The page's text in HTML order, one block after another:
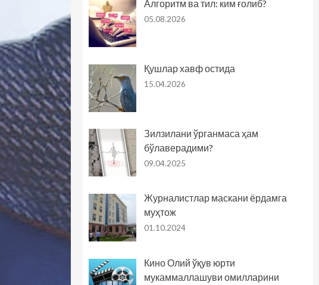
Алгоритм ва тил: ким ғолиб?
05.08.2026
Қушлар хавф остида
15.04.2026
Зилзилани ўрганмаса ҳам
бўлаверадими?
09.04.2025
Журналистлар маскани ёрдамга
муҳтож
01.10.2024
Кино Олий ўқув юрти
мукаммаллашуви омилларини